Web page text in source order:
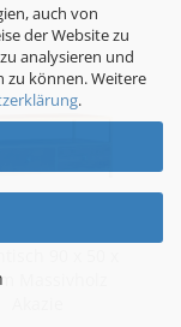
auch von
der Website zu
analysieren und
zu können. Weitere
.
Massivholz